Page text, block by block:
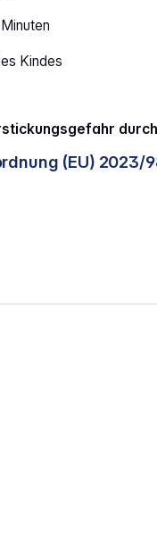
Kindes
(EU) 2023/